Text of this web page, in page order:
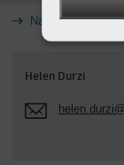
Naar
Helen Durzi